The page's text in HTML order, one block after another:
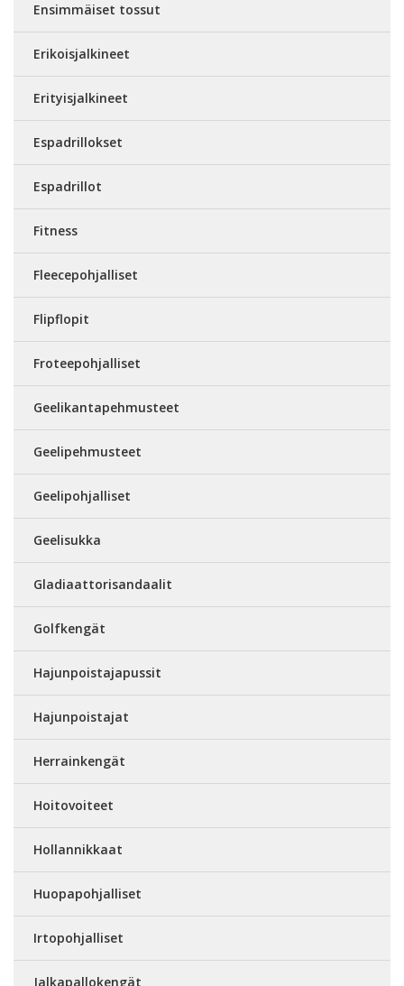
Ensimmäiset tossut
Erikoisjalkineet
Erityisjalkineet
Espadrillokset
Espadrillot
Fitness
Fleecepohjalliset
Flipflopit
Froteepohjalliset
Geelikantapehmusteet
Geelipehmusteet
Geelipohjalliset
Geelisukka
Gladiaattorisandaalit
Golfkengät
Hajunpoistajapussit
Hajunpoistajat
Herrainkengät
Hoitovoiteet
Hollannikkaat
Huopapohjalliset
Irtopohjalliset
Jalkapallokengät